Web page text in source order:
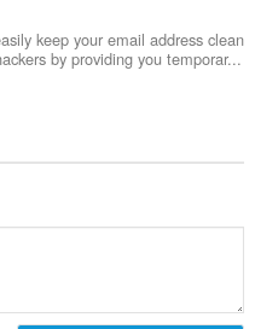
keep your email address clean
by providing you temporar...